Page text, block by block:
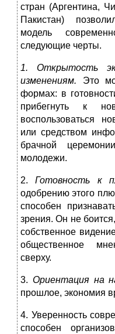
стран (Аргентина,
Пакистан)
модель
следующие черты.
1. Открытость
изменениям. Это
формах: в
прибегнуть к
воспользоваться
или средством
брачной
молодежи.
2.Готовность к
одобрению этого
способен
зрения. Он не
собственное
общественное
сверху.
3. Ориентация на
прошлое, экономия
4. Уверенность
способен